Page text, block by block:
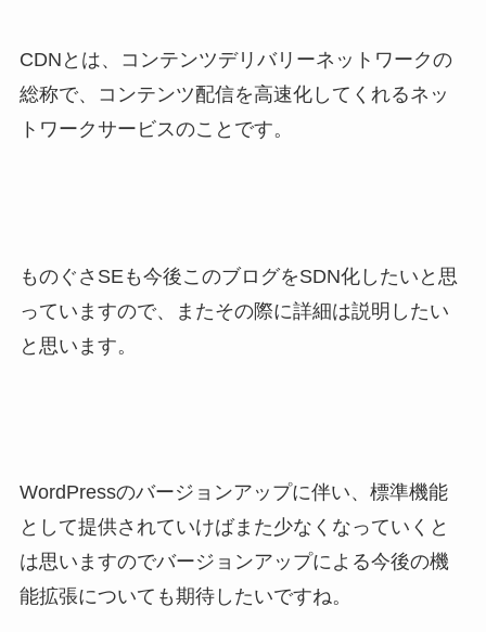
CDNとは、コンテンツデリバリーネットワークの
総称で、コンテンツ配信を高速化してくれるネッ
トワークサービスのことです。
ものぐさSEも今後このブログをSDN化したいと思
っていますので、またその際に詳細は説明したい
と思います。
WordPressのバージョンアップに伴い、標準機能
として提供されていけばまた少なくなっていくと
は思いますのでバージョンアップによる今後の機
能拡張についても期待したいですね。